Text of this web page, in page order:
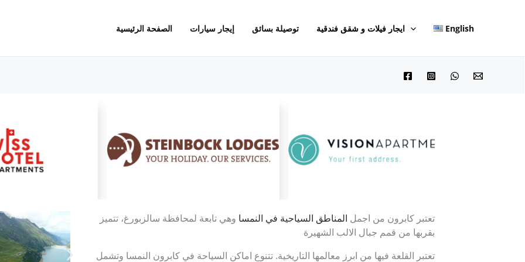
الصفحة الرئيسية إيجار سيارات توصيلة بسائق ايجار فيلات و شقق فندقية English
تعتبر كابرون من اجمل المناطق السياحية في النمسا وهي تابعة لمحافظة سالزبورغ، تتميز
بقربها من قمم جبال الالب الشهيرة
تعتبر القلعة فيها من ابرز معالمها التاريخية. تتنوع اماكن السياحة في كابرون النمسا وتشمل